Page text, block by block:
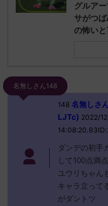
グルア
サがつ
の怖い
名無しさん148
148名無しさ
LJTc) 2022/
ダンデの初手
して100点満点
ユウリちゃん
キャラ立って
がダントツ